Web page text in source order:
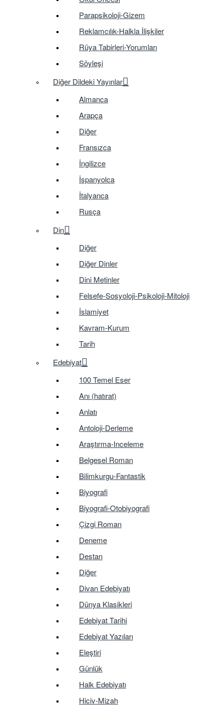
Parapsikoloji-Gizem
Reklamcılık-Halkla İlişkiler
Rüya Tabirleri-Yorumları
Söyleşi
Diğer Dildeki Yayınlar
Almanca
Arapça
Diğer
Fransızca
İngilizce
İspanyolca
İtalyanca
Rusça
Din
Diğer
Diğer Dinler
Dini Metinler
Felsefe-Sosyoloji-Psikoloji-Mitoloji
İslamiyet
Kavram-Kurum
Tarih
Edebiyat
100 Temel Eser
Anı (hatırat)
Anlatı
Antoloji-Derleme
Araştırma-Inceleme
Belgesel Roman
Bilimkurgu-Fantastik
Biyografi
Biyografi-Otobiyografi
Çizgi Roman
Deneme
Destan
Diğer
Divan Edebiyatı
Dünya Klasikleri
Edebiyat Tarihi
Edebiyat Yazıları
Eleştiri
Günlük
Halk Edebiyatı
Hiciv-Mizah